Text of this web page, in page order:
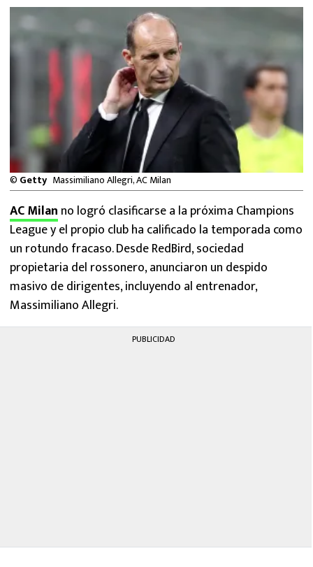
MEXICANOS EN EL EXTRANJERO
FUTBOL ESTUFA
FÓRMULA 1
LIGA MX
NFL
© Getty Massimiliano Allegri, AC Milan
AC Milan no logró clasificarse a la próxima Champions
League y el propio club ha calificado la temporada como
un rotundo fracaso. Desde RedBird, sociedad
propietaria del rossonero, anunciaron un despido
masivo de dirigentes, incluyendo al entrenador,
Massimiliano Allegri.
PUBLICIDAD